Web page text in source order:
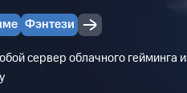
Фэнтези
сервер облачного гейминга